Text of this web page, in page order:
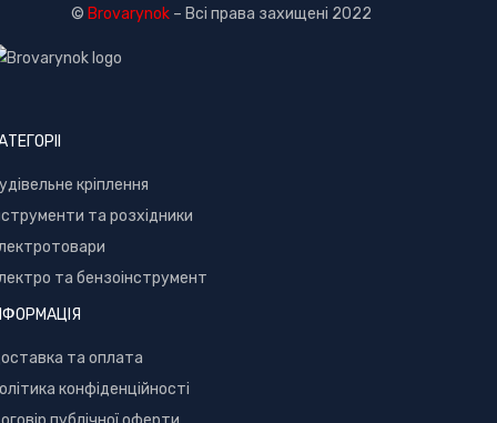
© Brovarynok– Всі права захищені 2022
кріплення
та розхідники
та бензоінструмент
та оплата
конфіденційності